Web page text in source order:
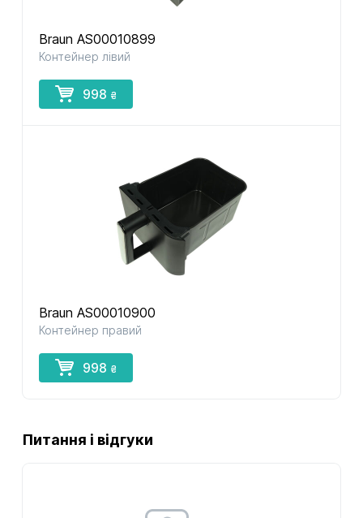
Braun AS00010899
Контейнер лівий
998 ₴
Braun AS00010900
Контейнер правий
998 ₴
Питання і відгуки